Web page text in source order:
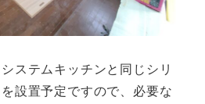
ステムキッチンと同じシリ
設置予定ですので、必要な